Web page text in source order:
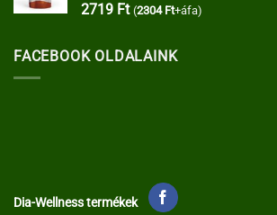
2719 Ft (2304 Ft+áfa)
FACEBOOK OLDALAINK
Dia-Wellness termékek